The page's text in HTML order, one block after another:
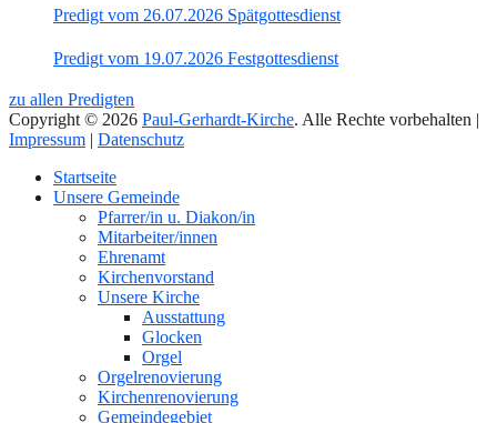
Predigt vom 26.07.2026 Spätgottesdienst
Predigt vom 19.07.2026 Festgottesdienst
zu allen Predigten
Copyright © 2026 Paul-Gerhardt-Kirche. Alle Rechte vorbehalten |
Impressum
Datenschutz
oben
Startseite
Unsere Gemeinde
Pfarrer/in u. Diakon/in
Mitarbeiter/innen
Ehrenamt
Kirchenvorstand
Unsere Kirche
Ausstattung
Glocken
Orgel
Orgelrenovierung
Kirchenrenovierung
Gemeindegebiet